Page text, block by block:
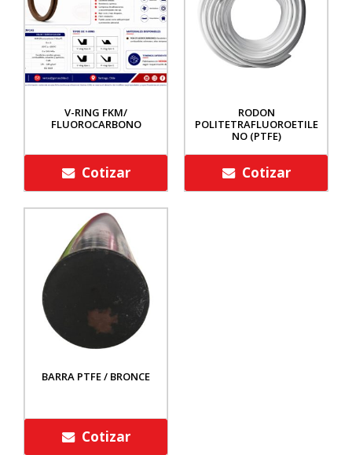
V-RING FKM/
FLUOROCARBONO
Cotizar
RODON
POLITETRAFLUOROETILE
NO (PTFE)
Cotizar
BARRA PTFE / BRONCE
Cotizar